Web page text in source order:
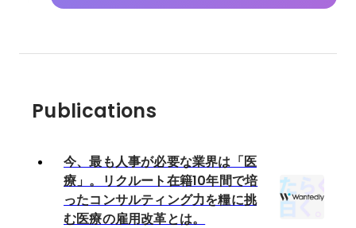
Publications
今、最も人事が必要な業界は「医
療」。リクルート在籍10年間で培
ったコンサルティング力を糧に挑
む医療の雇用改革とは。